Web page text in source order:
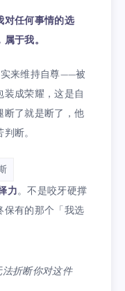
对任何事情的选
于我。
来维持自尊——被
成荣耀，这是自
断了就是断了，他
断。
力。不是咬牙硬撑
保有的那个「我选
折断你对这件